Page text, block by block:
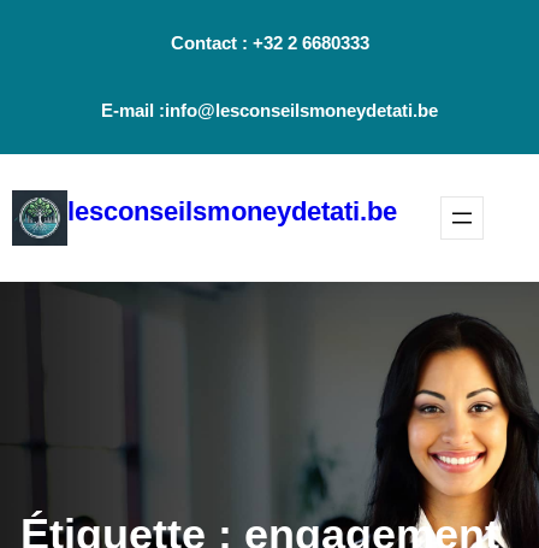
Contact : +32 2 6680333
E-mail :info@lesconseilsmoneydetati.be
lesconseilsmoneydetati.be
Étiquette : engagement